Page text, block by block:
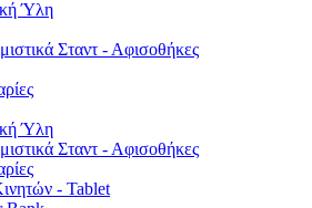
Ύλη
Σταντ - Αφισοθήκες
Ύλη
Σταντ - Αφισοθήκες
- Tablet